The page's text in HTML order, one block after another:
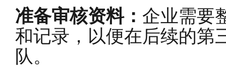
准备审核资料： 企业需要
和记录，以便在后续的第
队。